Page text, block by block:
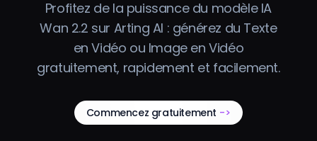
Profitez de la puissance du modèle IA
Wan 2.2 sur Arting AI : générez du Texte
en Vidéo ou Image en Vidéo
gratuitement, rapidement et facilement.
Commencez gratuitement ->